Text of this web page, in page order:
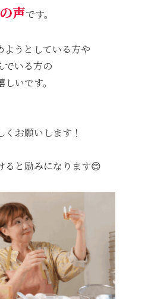
声です。
ようとしている方や
でいる方の
いです。
お願いします！
ると励みになります😊